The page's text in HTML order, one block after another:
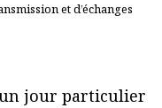
et d’échanges
jour particulier